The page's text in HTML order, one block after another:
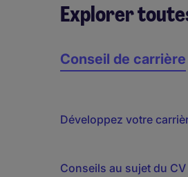
Explorer
Conseil de carrière
Développez votre
Conseils au sujet du CV